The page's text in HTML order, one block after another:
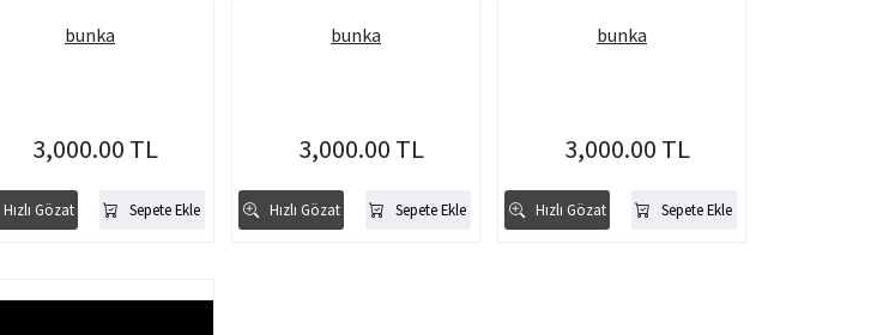
Hızlı Gözat Sepete Ekle
bunka
3,000.00 TL
Hızlı Gözat Sepete Ekle
bunka
3,000.00 TL
Hızlı Gözat Sepete Ekle
bunka
3,000.00 TL